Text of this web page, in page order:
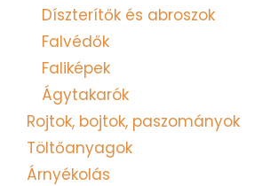
Díszterítők és abroszok
Falvédők
Faliképek
Ágytakarók
Rojtok, bojtok, paszományok
Töltőanyagok
Árnyékolás